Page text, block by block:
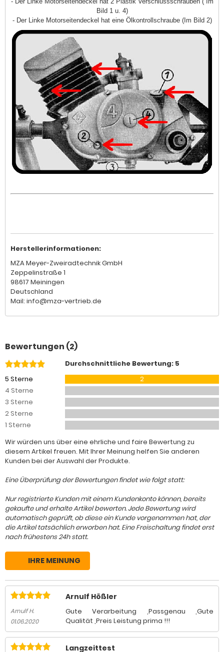
Bild 1 u. 4)
- Der Linke Motorseitendeckel hat eine Ölkontrollschraube (Im Bild 2)
Herstellerinformationen:
MZA Meyer-Zweiradtechnik GmbH
Zeppelinstraße 1
98617 Meiningen
Deutschland
Mail: info@mza-vertrieb.de
Bewertungen (2)
Durchschnittliche Bewertung: 5
5 Sterne
2
4 Sterne
3 Sterne
2 Sterne
1 Sterne
Wir würden uns über eine ehrliche und faire Bewertung zu
diesem Artikel freuen. Mit Ihrer Meinung helfen Sie anderen
Kunden bei der Auswahl der Produkte.
Eine Überprüfung der Bewertungen findet wie folgt statt:
Nur registrierte Kunden mit einem Kundenkonto können, bereits
gekaufte und erhalte Artikel bewerten. Jede Bewertung wird
automatisch geprüft, ob diese ein Kunde vorgenommen hat, der
die Artikel tatsächlich erworben hat. Eine Freischaltung findet erst
nach frühestens 24h statt.
IHRE MEINUNG
Arnulf H.
01.06.2020
Arnulf Hößler
Gute Verarbeitung ,Passgenau ,Gute
Qualität ,Preis Leistung prima !!!
Langzeittest